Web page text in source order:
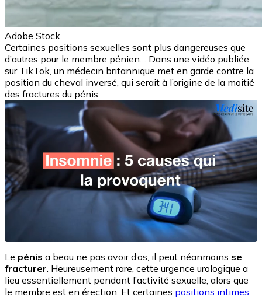
Adobe Stock
Certaines positions sexuelles sont plus dangereuses que
d’autres pour le membre pénien… Dans une vidéo publiée
sur TikTok, un médecin britannique met en garde contre la
position du cheval inversé, qui serait à l’origine de la moitié
des fractures du pénis.
Le pénis a beau ne pas avoir d’os, il peut néanmoins se
fracturer. Heureusement rare, cette urgence urologique a
lieu essentiellement pendant l’activité sexuelle, alors que
le membre est en érection. Et certaines positions intimes